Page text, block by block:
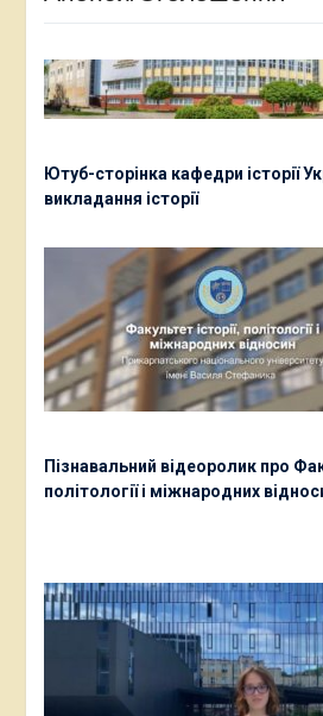
Ютуб-сторінка кафедри історії
викладання історії
Пізнавальний відеоролик про
політології і міжнародних